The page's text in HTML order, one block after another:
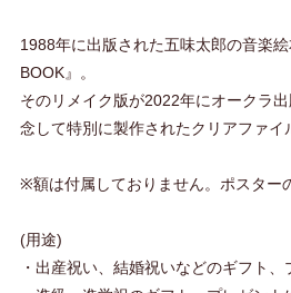
1988年に出版された五味太郎の音楽
BOOK』。
そのリメイク版が2022年にオークラ
念して特別に製作されたクリアファイ
※額は付属しておりません。ポスター
(用途)
・出産祝い、結婚祝いなどのギフト、